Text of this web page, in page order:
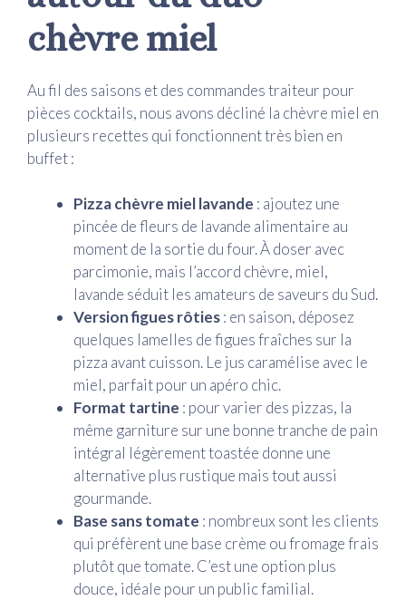
chèvre miel
Au fil des saisons et des commandes traiteur pour
pièces cocktails, nous avons décliné la chèvre miel en
plusieurs recettes qui fonctionnent très bien en
buffet :
Pizza chèvre miel lavande : ajoutez une
pincée de fleurs de lavande alimentaire au
moment de la sortie du four. À doser avec
parcimonie, mais l’accord chèvre, miel,
lavande séduit les amateurs de saveurs du Sud.
Version figues rôties: en saison, déposez
quelques lamelles de figues fraîches sur la
pizza avant cuisson. Le jus caramélise avec le
miel, parfait pour un apéro chic.
Format tartine : pour varier des pizzas, la
même garniture sur une bonne tranche de pain
intégral légèrement toastée donne une
alternative plus rustique mais tout aussi
gourmande.
Base sans tomate : nombreux sont les clients
qui préfèrent une base crème ou fromage frais
plutôt que tomate. C’est une option plus
douce, idéale pour un public familial.